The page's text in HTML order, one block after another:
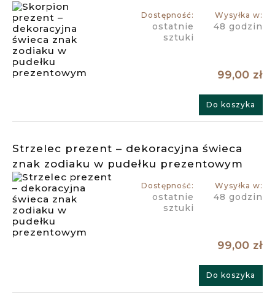
Dostępność:
ostatnie
sztuki
Wysyłka w:
48 godzin
99,00 zł
Do koszyka
Strzelec prezent – dekoracyjna świeca
znak zodiaku w pudełku prezentowym
Dostępność:
ostatnie
sztuki
Wysyłka w:
48 godzin
99,00 zł
Do koszyka